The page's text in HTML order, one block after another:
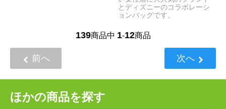
とディズニーのコラボレーシ
ョンバッグです。
139商品中 1-12商品
前へ 次へ
ほかの商品を探す